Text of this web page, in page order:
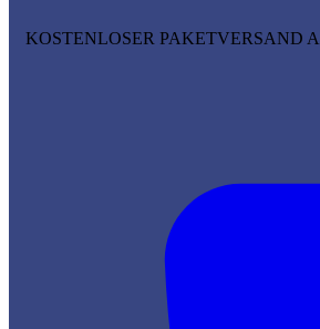
KOSTENLOSER PAKETVERSAND